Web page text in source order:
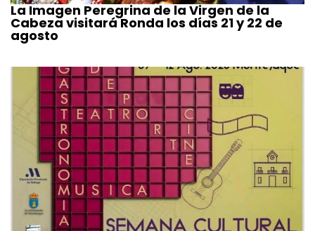
La Imagen Peregrina de la Virgen de la
Cabeza visitará Ronda los días 21 y 22 de
agosto